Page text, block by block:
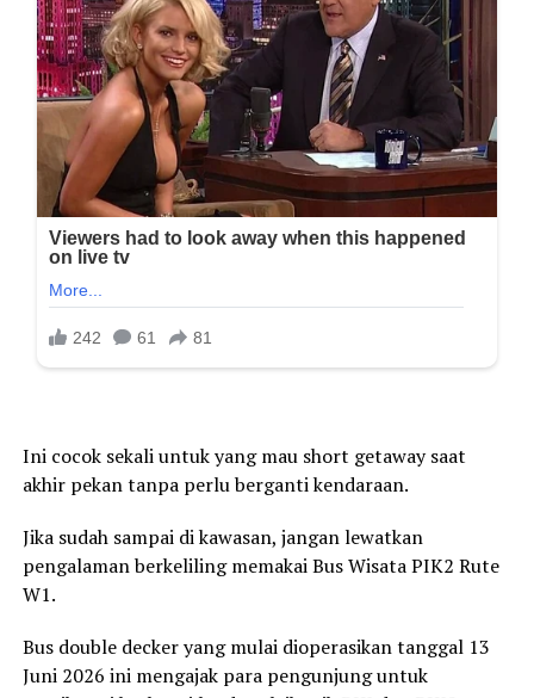
Ini cocok sekali untuk yang mau short getaway saat
akhir pekan tanpa perlu berganti kendaraan.
Jika sudah sampai di kawasan, jangan lewatkan
pengalaman berkeliling memakai Bus Wisata PIK2 Rute
W1.
Bus double decker yang mulai dioperasikan tanggal 13
Juni 2026 ini mengajak para pengunjung untuk